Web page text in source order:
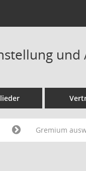
Gremium